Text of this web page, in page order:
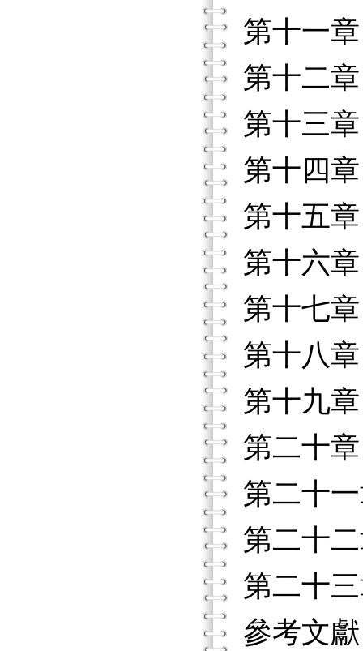
第十一
第十二
第十三
第十四
第十五
第十六
第十七
第十八
第十九
第二十
第二十
第二十
第二十
參考文獻